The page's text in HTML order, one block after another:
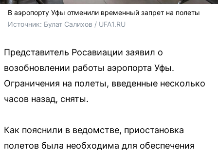
В аэропорту Уфы отменили временный запрет на полеты
Источник: Булат Салихов / UFA1.RU
Представитель Росавиации заявил о
возобновлении работы аэропорта Уфы.
Ограничения на полеты, введенные несколько
часов назад, сняты.
Как пояснили в ведомстве, приостановка
полетов была необходима для обеспечения